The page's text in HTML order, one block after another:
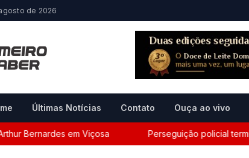
de 2026
Últimas Notícias Contato Ouça ao vivo
Bernardes em Viçosa Perseguição policial